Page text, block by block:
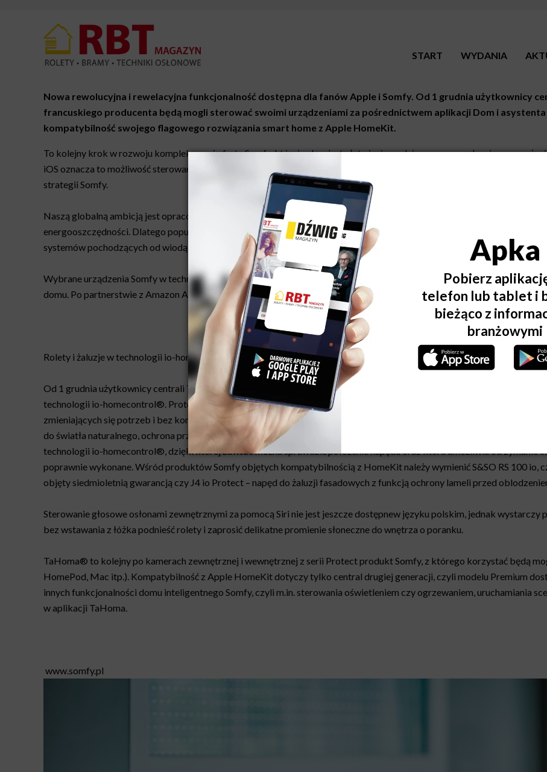
START WYDANIA
Nowa rewolucyjna i rewelacyjna funkcjonalność dostępna dla fanów Apple i Somfy. Od 1 grudnia użytkownicy
francuskiego producenta będą mogli sterować swoimi urządzeniami za pośrednictwem aplikacji Dom i
kompatybilność swojego flagowego rozwiązania smart home z Apple HomeKit.
To kolejny krok w rozwoju kompleksowej oferty Somfy, której celem jest ułatwienie codziennego zarządzania
iOS oznacza to możliwość sterowania lokalnie i zdalnie smart rozwiązaniami za pomocą aplikacji Dom i głosowo za
strategii Somfy.
Naszą globalną ambicją jest opracowanie nowych urządzeń i funkcjonalności, które wprowadzają do domów i mieszkań
energooszczędności. Dlatego popularyzujemy rozwiązania smart home, czyniąc z nich łatwo dostępny standard. Ważnym
systemów pochodzących od wiodących na rynku producentów – mówi Radosław Borkowski, dyrektor zarządzający Somfy
Wybrane urządzenia Somfy w technologii radiowej io-homecontrol® są dziś kompatybilne z głównymi platformami
domu. Po partnerstwie z Amazon Alexa, Google Assistant i IFTTT dostępna jest integracja wybranych produktów z
Rolety i żaluzje w technologii io-homecontrol®
Od 1 grudnia użytkownicy centrali TaHoma® mogą połączyć z HomeKit wybrane rolety zewnętrzne, żaluzje fasadowe,
technologii io-homecontrol®. Protokół io to bezprzewodowa dwustronna komunikacja pomiędzy urządzeniami, która
zmieniających się potrzeb i bez konieczności dokonania gruntownej przebudowy wnętrza. Pierwszym elementem smart
do światła naturalnego, ochrona przeciwsłoneczna i zachowanie odpowiednich parametrów izolacji okien. Z pomocą
technologii io-homecontrol®, dzięki której zawsze można sprawdzić położenie napędu oraz która umożliwia otrzymanie
poprawnie wykonane. Wśród produktów Somfy objętych kompatybilnością z HomeKit należy wymienić S&SO RS 100 io,
objęty siedmioletnią gwarancją czy J4 io Protect – napęd do żaluzji fasadowych z funkcją ochrony lameli przed
Sterowanie głosowe osłonami zewnętrznymi za pomocą Siri nie jest jeszcze dostępnew języku polskim, jednak wystarczy
bez wstawania z łóżka podnieść rolety i zaprosić delikatne promienie słoneczne do wnętrza o poranku.
TaHoma® to kolejny po kamerach zewnętrznej i wewnętrznej z serii Protect produkt Somfy, z którego korzystać będą
HomePod, Mac itp.). Kompatybilność z Apple HomeKit dotyczy tylko central drugiej generacji, czyli modelu Premium
innych funkcjonalności domu inteligentnego Somfy, czyli m.in. sterowania oświetleniem czy ogrzewaniem, uruchamiania
w aplikacji TaHoma.
www.somfy.pl